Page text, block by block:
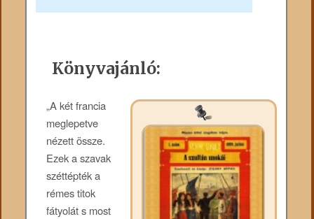
Könyvajánló:
„A két francia
meglepetve
nézett össze.
Ezek a szavak
széttépték a
rémes titok
fátyolát s most